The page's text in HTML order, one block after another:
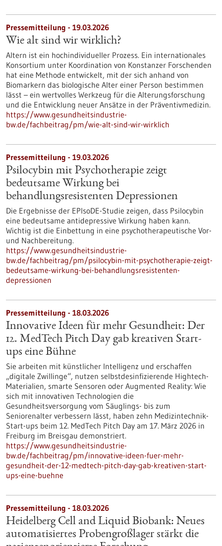
Pressemitteilung - 19.03.2026
Wie alt sind wir wirklich?
Altern ist ein hochindividueller Prozess. Ein internationales
Konsortium unter Koordination von Konstanzer Forschenden
hat eine Methode entwickelt, mit der sich anhand von
Biomarkern das biologische Alter einer Person bestimmen
lässt – ein wertvolles Werkzeug für die Alterungsforschung
und die Entwicklung neuer Ansätze in der Präventivmedizin.
https://www.gesundheitsindustrie-
bw.de/fachbeitrag/pm/wie-alt-sind-wir-wirklich
Pressemitteilung - 19.03.2026
Psilocybin mit Psychotherapie zeigt
bedeutsame Wirkung bei
behandlungsresistenten Depressionen
Die Ergebnisse der EPIsoDE-Studie zeigen, dass Psilocybin
eine bedeutsame antidepressive Wirkung haben kann.
Wichtig ist die Einbettung in eine psychotherapeutische Vor-
und Nachbereitung.
https://www.gesundheitsindustrie-
bw.de/fachbeitrag/pm/psilocybin-mit-psychotherapie-zeigt-
bedeutsame-wirkung-bei-behandlungsresistenten-
depressionen
Pressemitteilung - 18.03.2026
Innovative Ideen für mehr Gesundheit: Der
12. MedTech Pitch Day gab kreativen Start-
ups eine Bühne
Sie arbeiten mit künstlicher Intelligenz und erschaffen
„digitale Zwillinge“, nutzen selbstdesinfizierende Hightech-
Materialien, smarte Sensoren oder Augmented Reality: Wie
sich mit innovativen Technologien die
Gesundheitsversorgung vom Säuglings- bis zum
Seniorenalter verbessern lässt, haben zehn Medizintechnik-
Start-ups beim 12. MedTech Pitch Day am 17. März 2026 in
Freiburg im Breisgau demonstriert.
https://www.gesundheitsindustrie-
bw.de/fachbeitrag/pm/innovative-ideen-fuer-mehr-
gesundheit-der-12-medtech-pitch-day-gab-kreativen-start-
ups-eine-buehne
Pressemitteilung - 18.03.2026
Heidelberg Cell and Liquid Biobank: Neues
automatisiertes Probengroßlager stärkt die